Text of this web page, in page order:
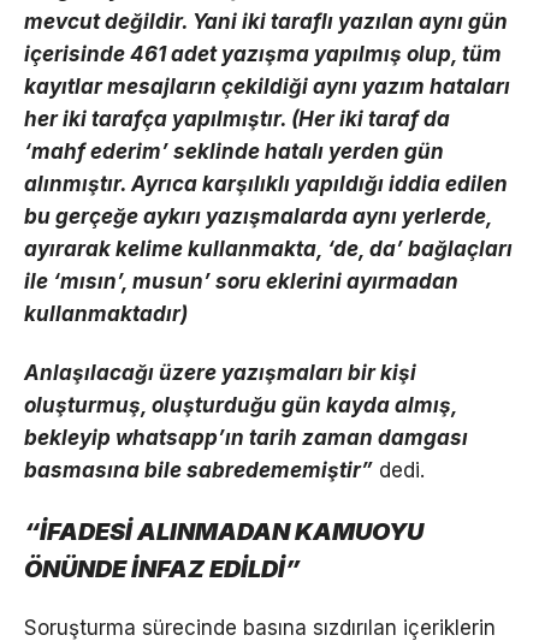
mevcut değildir. Yani iki taraflı yazılan aynı gün
içerisinde 461 adet yazışma yapılmış olup, tüm
kayıtlar mesajların çekildiği aynı yazım hataları
her iki tarafça yapılmıştır. (Her iki taraf da
‘mahf ederim’ seklinde hatalı yerden gün
alınmıştır. Ayrıca karşılıklı yapıldığı iddia edilen
bu gerçeğe aykırı yazışmalarda aynı yerlerde,
ayırarak kelime kullanmakta, ‘de, da’ bağlaçları
ile ‘mısın’, musun’ soru eklerini ayırmadan
kullanmaktadır)
Anlaşılacağı üzere yazışmaları bir kişi
oluşturmuş, oluşturduğu gün kayda almış,
bekleyip whatsapp’ın tarih zaman damgası
basmasına bile sabredememiştir” dedi.
“İFADESİ ALINMADAN KAMUOYU
ÖNÜNDE İNFAZ EDİLDİ”
Soruşturma sürecinde basına sızdırılan içeriklerin